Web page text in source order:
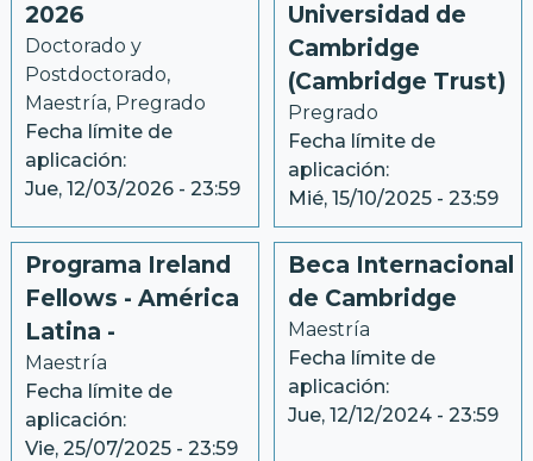
2026
Doctorado y
Postdoctorado
Maestría, Pregrado
Fecha límite de
aplicación:
Jue, 12/03/2026 - 23:59
Universidad de
Cambridge
(Cambridge Trust)
Pregrado
Fecha límite de
aplicación:
Mié, 15/10/2025 - 23:59
Programa Ireland
Fellows - América
Latina -
Maestría
Fecha límite de
aplicación:
Vie, 25/07/2025 - 23:59
Beca Internacional
de Cambridge
Maestría
Fecha límite de
aplicación:
Jue, 12/12/2024 - 23:59